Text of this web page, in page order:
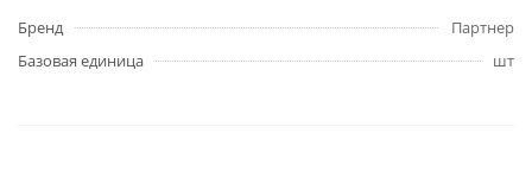
Бренд
Партнер
Базовая единица
шт